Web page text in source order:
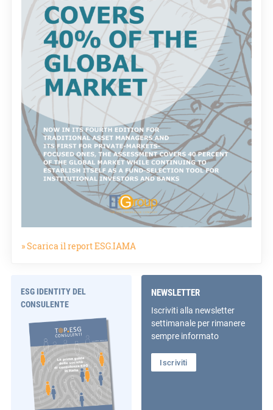
» Scarica il report ESG.IAMA
ESG IDENTITY DEL
CONSULENTE
NEWSLETTER
Iscriviti alla newsletter
settimanale per rimanere
sempre informato
Iscriviti